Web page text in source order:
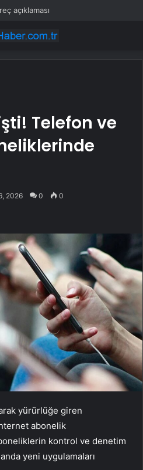
açıklaması
Telefon ve
2026 0 0
yürürlüğe giren
abonelik
kontrol ve denetim
yeni uygulamaları